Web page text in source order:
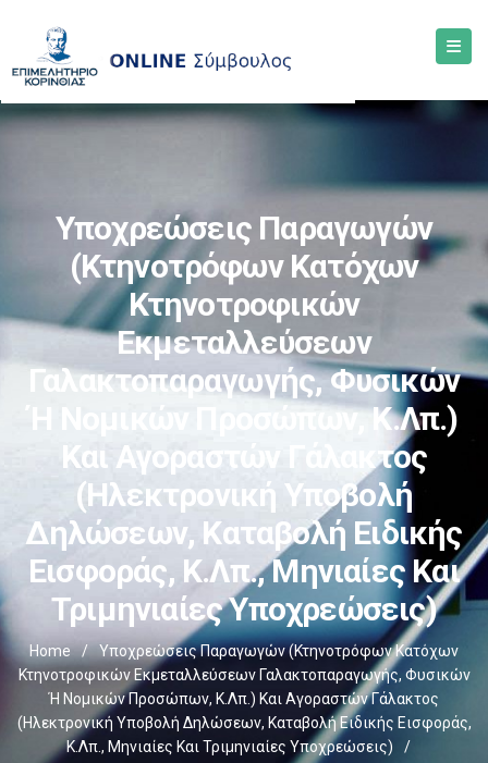
Υποχρεώσεις Παραγωγών
(κτηνοτρόφων Κατόχων
Κτηνοτροφικών
Εκμεταλλεύσεων
Γαλακτοπαραγωγής, Φυσικών
Ή Νομικών Προσώπων, Κ.λπ.)
Και Αγοραστών Γάλακτος
(ηλεκτρονική Υποβολή
Δηλώσεων, Καταβολή Ειδικής
Εισφοράς, Κ.λπ., Μηνιαίες Και
Τριμηνιαίες Υποχρεώσεις)
Home /
Υποχρεώσεις Παραγωγών (κτηνοτρόφων Κατόχων
Κτηνοτροφικών Εκμεταλλεύσεων Γαλακτοπαραγωγής, Φυσικών
Ή Νομικών Προσώπων, Κ.λπ.) Και Αγοραστών Γάλακτος
(ηλεκτρονική Υποβολή Δηλώσεων, Καταβολή Ειδικής Εισφοράς,
Κ.λπ., Μηνιαίες Και Τριμηνιαίες Υποχρεώσεις)
/